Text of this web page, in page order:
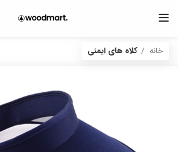
خانه کلاه های ایمنی